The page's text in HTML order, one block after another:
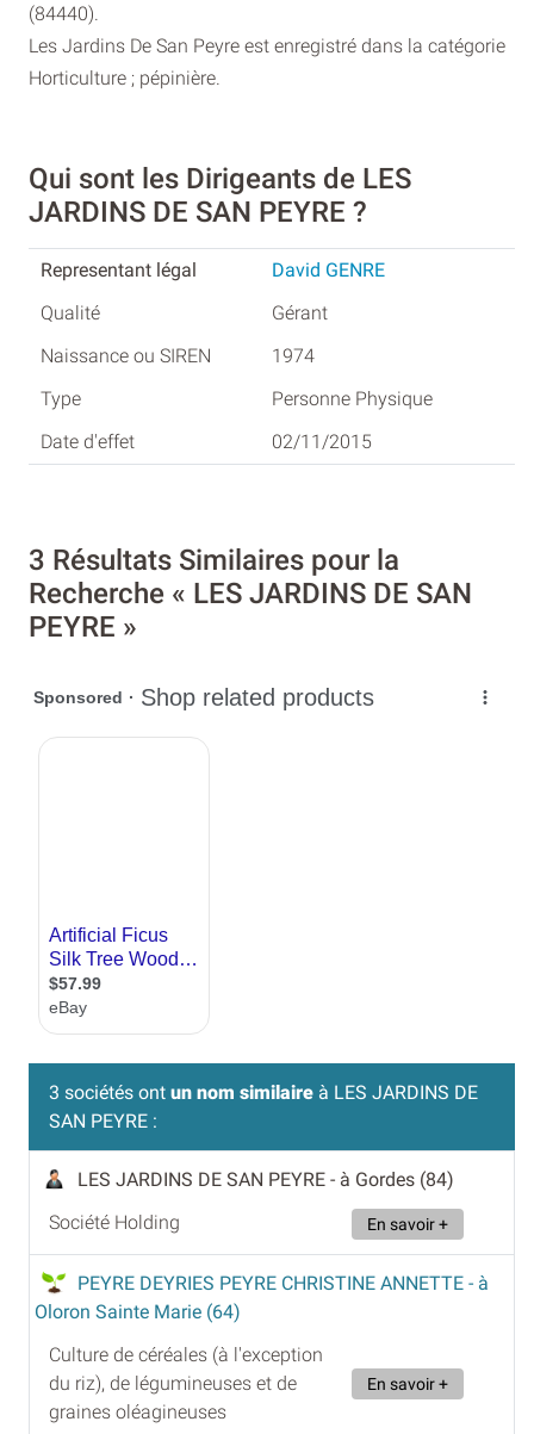
(84440).
Les Jardins De San Peyre est enregistré dans la catégorie
Horticulture ; pépinière.
Qui sont les Dirigeants de LES
JARDINS DE SAN PEYRE ?
David GENRE
Gérant
1974
Personne Physique
02/11/2015
3 Résultats Similaires pour la
Recherche « LES JARDINS DE SAN
PEYRE »
3 sociétés ont un nom similaire à LES JARDINS DE
SAN PEYRE :
LES JARDINS DE SAN PEYRE - à Gordes (84)
Société Holding
En savoir +
PEYRE DEYRIES PEYRE CHRISTINE ANNETTE - à
Oloron Sainte Marie (64)
Culture de céréales (à l'exception
du riz), de légumineuses et de
graines oléagineuses
En savoir +